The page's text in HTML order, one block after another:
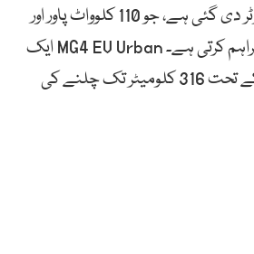
وہیل ڈرائیو الیکٹرک موٹر دی گئی ہے، جو 110 کلوواٹ پاور اور
250 نیوٹن میٹر ٹارک فراہم کرتی ہے۔ MG4 EV Urban ایک
چارج پر WLTP معیار کے تحت 316 کلومیٹر تک چلنے کی